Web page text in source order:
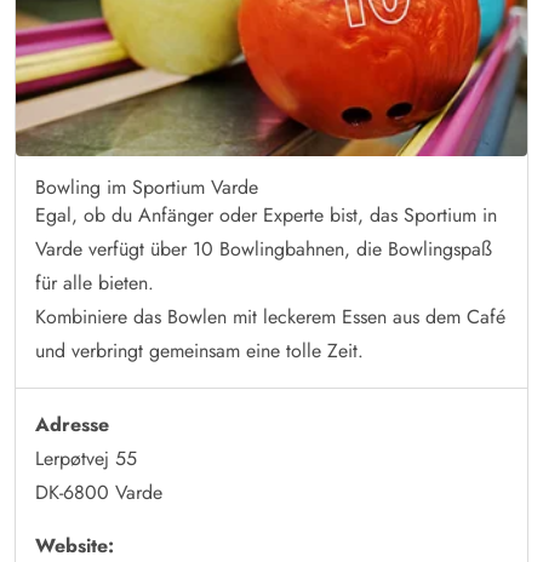
Bowling im Sportium Varde
Egal, ob du Anfänger oder Experte bist, das Sportium in
Varde verfügt über 10 Bowlingbahnen, die Bowlingspaß
für alle bieten.
Kombiniere das Bowlen mit leckerem Essen aus dem Café
und verbringt gemeinsam eine tolle Zeit.
Adresse
Lerpøtvej 55
DK-6800 Varde
Website: